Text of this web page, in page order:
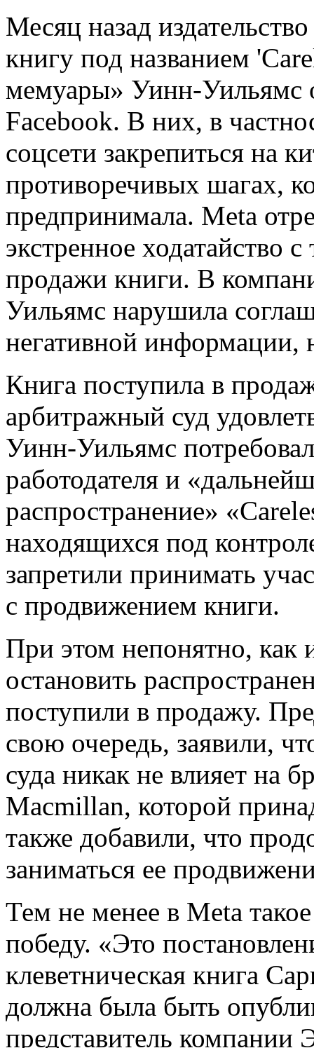
Месяц назад
книгу под названием
мемуары» Уинн-Уильямс
Facebook. В них, в
соцсети закрепиться на
противоречивых шагах,
предпринимала. Meta
экстренное ходатайство
продажи книги. В
Уильямс нарушила
негативной информации,
Книга поступила в
арбитражный суд
Уинн-Уильямс
работодателя и
распространение»
находящихся под
запретили принимать
с продвижением книги.
При этом непонятно,
остановить
поступили в продажу.
свою очередь, заявили,
суда никак не влияет на
Macmillan, которой
также добавили, что
заниматься ее
Тем не менее в Meta
победу. «Это
клеветническая книга
должна была быть
представитель компании